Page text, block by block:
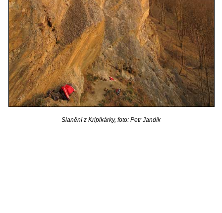
Slanění z Kriplkárky, foto: Petr Jandík